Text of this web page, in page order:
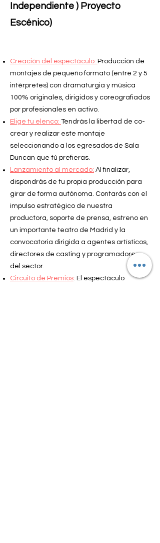
Independiente ) Proyecto
Escénico)
Creación del espectáculo: Producción de
montajes de pequeño formato (entre 2 y 5
intérpretes) con dramaturgia y música
100% originales, dirigidos y coreografiados
por profesionales en activo.
Elige tu elenco: Tendrás la libertad de co-
crear y realizar este montaje
seleccionando a los egresados de Sala
Duncan que tú prefieras.
Lanzamiento al mercado: Al finalizar,
dispondrás de tu propia producción para
girar de forma autónoma. Contarás con el
impulso estratégico de nuestra
productora, soporte de prensa, estreno en
un importante teatro de Madrid y la
convocatoria dirigida a agentes artísticos,
directores de casting y programadores
del sector.
Circuito de Premios: El espectáculo